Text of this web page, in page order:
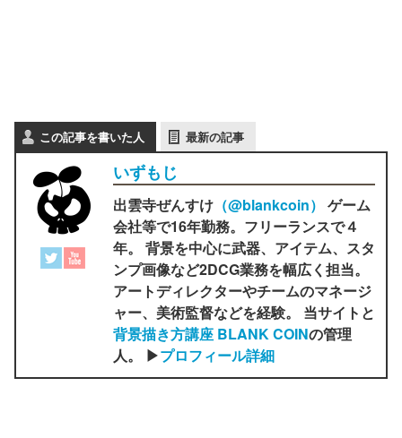
この記事を書いた人 最新の記事
いずもじ
出雲寺ぜんすけ （‎@blankcoin） ゲーム
会社等で16年勤務。フリーランスで４
年。 背景を中心に武器、アイテム、スタ
ンプ画像など2DCG業務を幅広く担当。
アートディレクターやチームのマネージ
ャー、美術監督などを経験。 当サイトと
背景描き方講座 BLANK COINの管理
人。 ▶プロフィール詳細